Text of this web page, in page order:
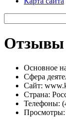
Отзывы
Основное
Сфера
Сайт:
Страна:
Телефоны:
Просмотры: